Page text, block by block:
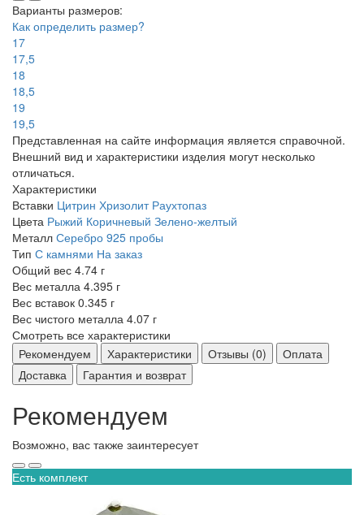
Варианты размеров:
Как определить размер?
17
17,5
18
18,5
19
19,5
Представленная на сайте информация является справочной.
Внешний вид и характеристики изделия могут несколько
отличаться.
Характеристики
Вставки Цитрин Хризолит Раухтопаз
Цвета Рыжий Коричневый Зелено-желтый
Металл Серебро 925 пробы
Тип С камнями На заказ
Общий вес 4.74 г
Вес металла 4.395 г
Вес вставок 0.345 г
Вес чистого металла 4.07 г
Смотреть все характеристики
Рекомендуем
Характеристики Отзывы (0)
Оплата
Доставка
Гарантия и возврат
Рекомендуем
Возможно, вас также заинтересует
Есть комплект